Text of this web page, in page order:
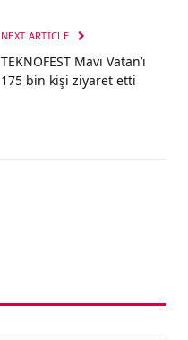
NEXT ARTICLE
TEKNOFEST Mavi Vatan’ı
175 bin kişi ziyaret etti